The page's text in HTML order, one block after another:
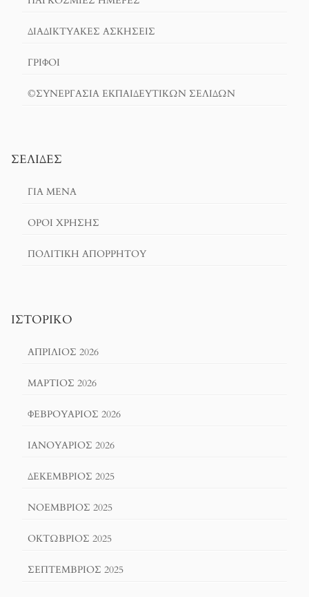
ΔΙΑΔΙΚΤΥΑΚΈΣ ΑΣΚΉΣΕΙΣ
ΓΡΙΦΟΙ
©ΣΥΝΕΡΓΑΣΙΑ ΕΚΠΑΙΔΕΥΤΙΚΩΝ ΣΕΛΙΔΩΝ
ΣΕΛΊΔΕΣ
ΓΙΑ ΜΕΝΑ
ΌΡΟΙ ΧΡΗΣΗΣ
ΠΟΛΙΤΙΚΉ ΑΠΟΡΡΉΤΟΥ
ΙΣΤΟΡΙΚΌ
ΑΠΡΊΛΙΟΣ 2026
ΜΆΡΤΙΟΣ 2026
ΦΕΒΡΟΥΆΡΙΟΣ 2026
ΙΑΝΟΥΆΡΙΟΣ 2026
ΔΕΚΈΜΒΡΙΟΣ 2025
ΝΟΈΜΒΡΙΟΣ 2025
ΟΚΤΏΒΡΙΟΣ 2025
ΣΕΠΤΈΜΒΡΙΟΣ 2025